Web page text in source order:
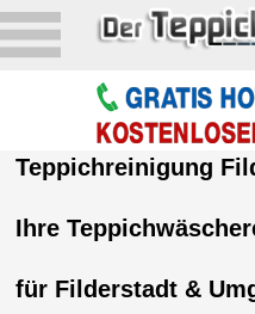
Teppichreinigung
Ihre
für Filderstadt &